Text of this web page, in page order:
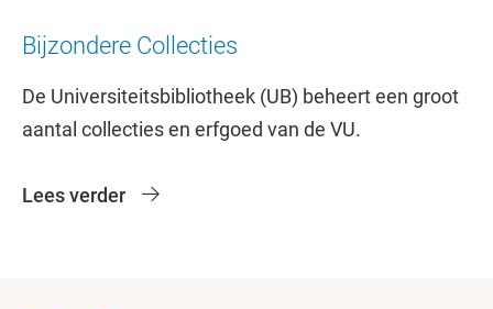
Bijzondere Collecties
De Universiteitsbibliotheek (UB) beheert een groot
aantal collecties en erfgoed van de VU.
Lees verder